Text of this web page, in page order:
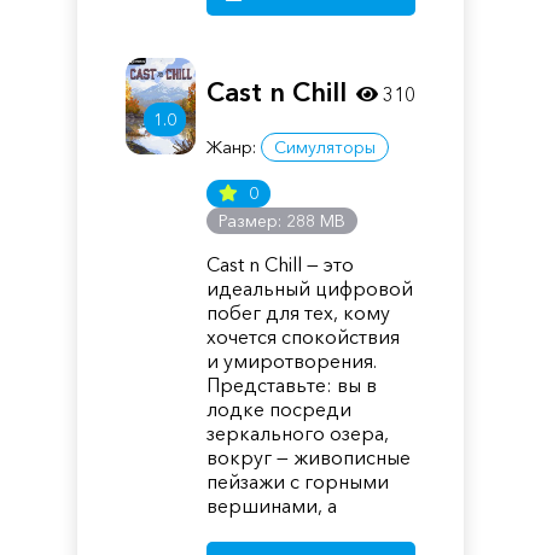
1.0
Cast n Chill
Жанр: Симуляторы
0
Размер: 288 MB
Cast n Chill — это
идеальный цифровой
побег для тех, кому
хочется спокойствия
и умиротворения.
Представьте: вы в
лодке посреди
зеркального озера,
вокруг — живописные
пейзажи с горными
вершинами, а
310